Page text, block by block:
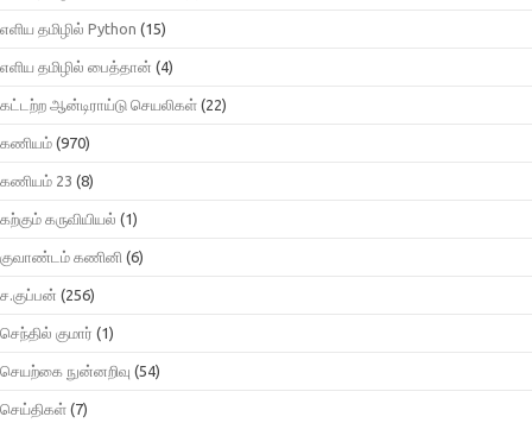
எளிய தமிழில் Python (15)
எளிய தமிழில் பைத்தான் (4)
கட்டற்ற ஆன்டிராய்டு செயலிகள் (22)
கணியம் (970)
கணியம் 23 (8)
கற்கும் கருவியியல் (1)
குவாண்டம் கணினி (6)
ச.குப்பன் (256)
செந்தில் குமார் (1)
செயற்கை நுன்னறிவு (54)
செய்திகள் (7)